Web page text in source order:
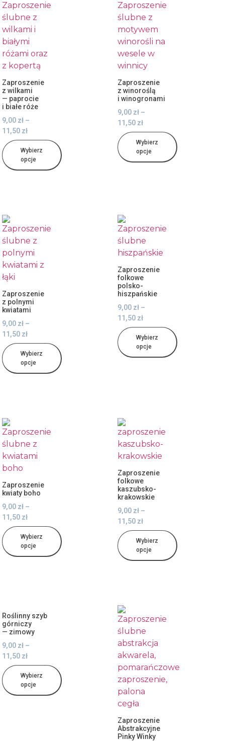
Zaproszenie
z wilkami
— paprocie
i białe róże
9,00 zł –
11,50 zł
Wybierz
opcje
Zaproszenie
z winoroślą
i winogronami
9,00 zł –
11,50 zł
Wybierz
opcje
Zaproszenie
z polnymi
kwiatami
9,00 zł –
11,50 zł
Wybierz
opcje
Zaproszenie
folkowe
polsko-
hiszpańskie
9,00 zł –
11,50 zł
Wybierz
opcje
Zaproszenie
kwiaty boho
9,00 zł –
11,50 zł
Wybierz
opcje
Zaproszenie
folkowe
kaszubsko-
krakowskie
9,00 zł –
11,50 zł
Wybierz
opcje
Roślinny szyb
górniczy
— zimowy
9,00 zł –
11,50 zł
Wybierz
opcje
Zaproszenie
Abstrakcyjne
Pinky Winky